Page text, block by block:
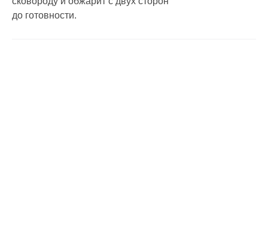
до готовности.